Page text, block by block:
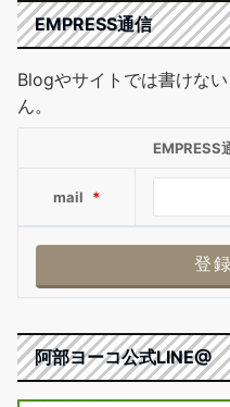
EMPRESS通信
Blogやサイトでは書けな
ん。
EMPRESS
mail *
阿部ヨーコ公式LINE@